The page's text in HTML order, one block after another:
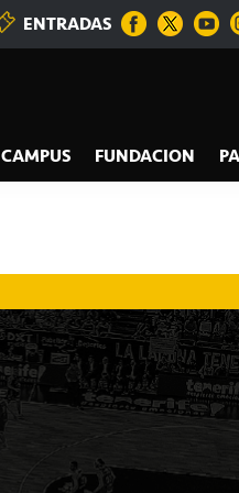
ENTRADAS
CAMPUS FUNDACION